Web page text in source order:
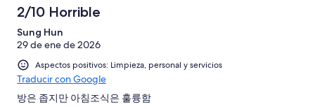
2/10 Horrible
Sung Hun
29 de ene de 2026
Aspectos positivos: Limpieza, personal y servicios
Traducir con Google
방은 좁지만 아침조식은 훌륭함